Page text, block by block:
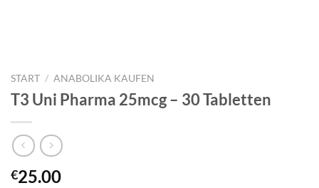
START / ANABOLIKA KAUFEN
T3 Uni Pharma 25mcg – 30 Tabletten
€25.00